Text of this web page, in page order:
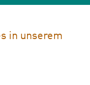
in unserem